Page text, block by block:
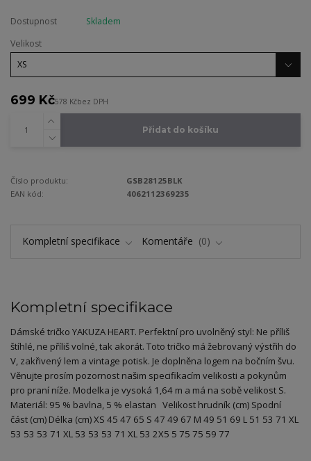
Dostupnost
Skladem
Velikost
699 Kč578 Kčbez DPH
Přidat do košíku
Číslo produktu:
GSB28125BLK
EAN kód:
4062112369235
Kompletní specifikace Komentáře 0
Kompletní specifikace
Dámské tričko YAKUZA HEART. Perfektní pro uvolněný styl: Ne příliš
štíhlé, ne příliš volné, tak akorát. Toto tričko má žebrovaný výstřih do
V, zakřivený lem a vintage potisk. Je doplněna logem na bočním švu.
Věnujte prosím pozornost našim specifikacím velikosti a pokynům
pro praní níže. Modelka je vysoká 1,64 m a má na sobě velikost S.
Materiál: 95 % bavlna, 5 % elastan Velikost hrudník (cm) Spodní
část (cm) Délka (cm) XS 45 47 65 S 47 49 67 M 49 51 69 L 51 53 71 XL
53 53 53 71 XL 53 53 53 71 XL 53 2X5 5 75 75 59 77